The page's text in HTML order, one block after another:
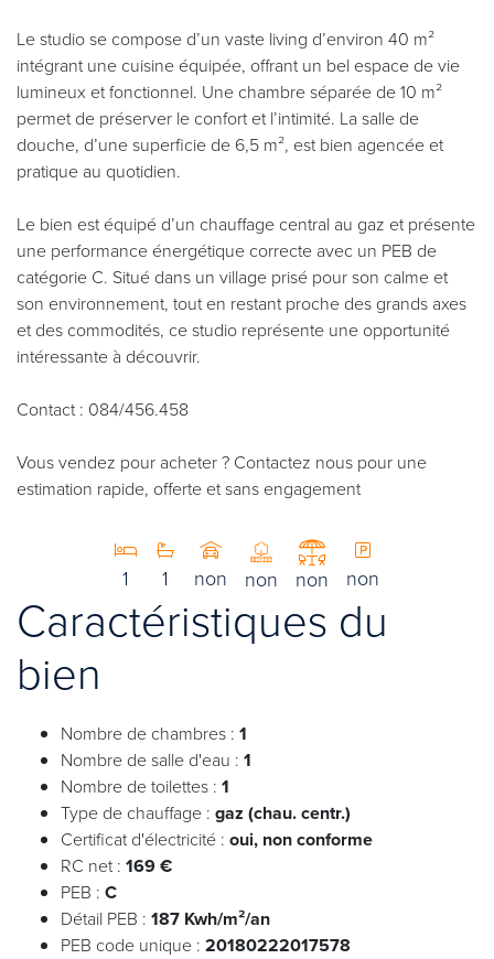
Le studio se compose d’un vaste living d’environ 40 m²
intégrant une cuisine équipée, offrant un bel espace de vie
lumineux et fonctionnel. Une chambre séparée de 10 m²
permet de préserver le confort et l’intimité. La salle de
douche, d’une superficie de 6,5 m², est bien agencée et
pratique au quotidien.
Le bien est équipé d’un chauffage central au gaz et présente
une performance énergétique correcte avec un PEB de
catégorie C. Situé dans un village prisé pour son calme et
son environnement, tout en restant proche des grands axes
et des commodités, ce studio représente une opportunité
intéressante à découvrir.
Contact : 084/456.458
Vous vendez pour acheter ? Contactez nous pour une
estimation rapide, offerte et sans engagement
1 1 non non non non
Caractéristiques du
bien
Nombre de chambres : 1
Nombre de salle d'eau : 1
Nombre de toilettes : 1
Type de chauffage : gaz (chau. centr.)
Certificat d'électricité : oui, non conforme
RC net : 169 €
PEB : C
Détail PEB : 187 Kwh/m²/an
PEB code unique : 20180222017578